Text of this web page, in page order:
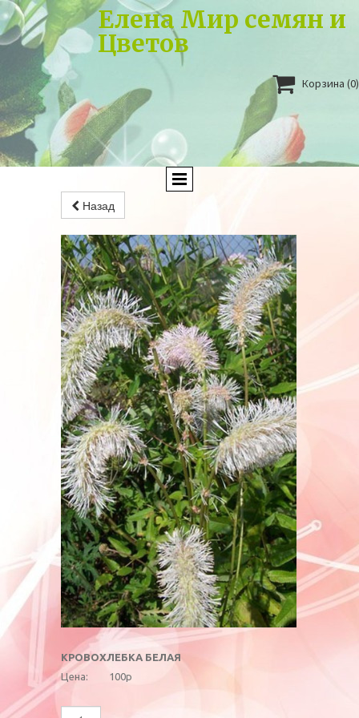
Елена Мир семян и
Цветов
 Корзина (0)
Назад
КРОВОХЛЕБКА БЕЛАЯ
Цена:
100р